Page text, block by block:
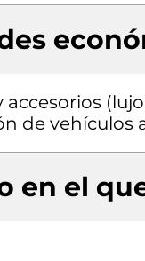
de vehículos
en el